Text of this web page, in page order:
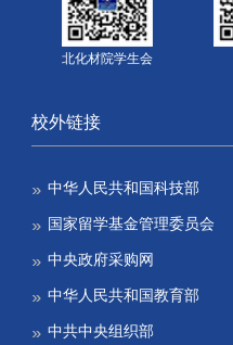
北化材院学生会
校外链接
中华人民共和国科技部
国家留学基金管理委员会
中央政府采购网
中华人民共和国教育部
中共中央组织部